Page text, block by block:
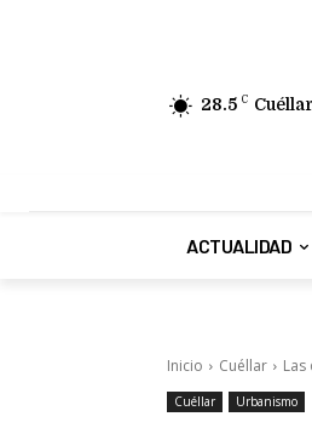
28.5 C Cuéllar
ACTUALIDAD
Inicio Cuéllar Las
Cuéllar Urbanismo